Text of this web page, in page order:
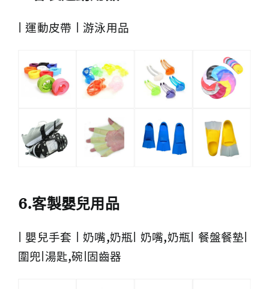
| 運動皮帶 | 游泳用品
6.客製嬰兒用品
| 嬰兒手套 | 奶嘴,奶瓶| 奶嘴,奶瓶| 餐盤餐墊|
圍兜|湯匙,碗|固齒器